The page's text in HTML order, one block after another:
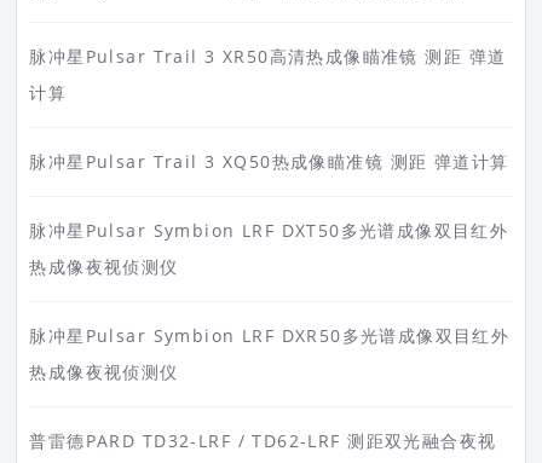
脉冲星Pulsar Trail 3 XR50高清热成像瞄准镜 测距 弹道
计算
脉冲星Pulsar Trail 3 XQ50热成像瞄准镜 测距 弹道计算
脉冲星Pulsar Symbion LRF DXT50多光谱成像双目红外
热成像夜视侦测仪
脉冲星Pulsar Symbion LRF DXR50多光谱成像双目红外
热成像夜视侦测仪
普雷德PARD TD32-LRF / TD62-LRF 测距双光融合夜视